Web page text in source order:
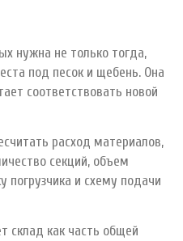
нужна не только тогда,
под песок и щебень. Она
соответствовать новой
расход материалов,
секций, объем
погрузчика и схему подачи
склад как часть общей